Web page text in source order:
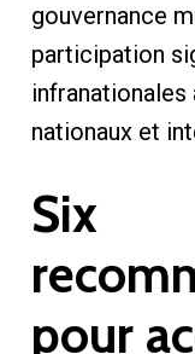
gouvernance
participation
nationaux et
Six
pour